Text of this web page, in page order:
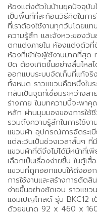
ห้องแต่งตัวในบ้านยุคปัจจุบัน
เป็นพื้นที่ที่สะท้อนวิธีคิดในกา
ที่เราต้องใช้งานทุกวันโดย
ความรู้สึก และจังหวะของวั
ตกแต่งภายใน ห้องแต่งตัว
ห้องที่เข้าใจผู้ใช้งานมากที่สุ
ปิด ต้องเกิดขึ้นอย่างลื่นไหล
ออกแบบระบบจัดเก็บที่แท้จ
ทั้งหมด ราวแขวนคือหนึ่งใน
กลับเป็นจุดที่เชื่อมระหว่างส
ร่างกาย ในบทความนี้จะพาคุ
หลัก ผ่านมุมมองของการใ
รวมถึงความรู้สึกในการใช้ง
แขวนผ้า อุปกรณ์การจัดระเบี
แต่ละวันเป็นช่วงเวลาสั้นๆ
แขวนผ้าที่ดีจึงไม่ได้มีหน้าที่เ
เลือกเป็นเรื่องง่ายขึ้น ในตู้เ
แขวนที่ถูกออกแบบให้ดึงออ
การใช้งานและสร้างการตัดสิน
ง่ายขึ้นอย่างชัดเจน ราวแข
แชมเปญโกลด์ รุ่น BKC12
ด้วยขนาด 92 x 460 x